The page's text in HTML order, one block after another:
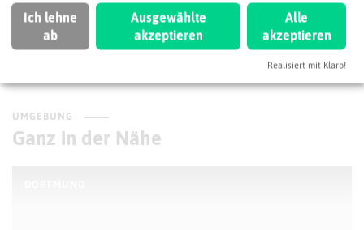
Bildungsprojekt Regiochemie
Dortmund
UMGEBUNG
Ganz in der Nähe
Ich lehne
ab
Ausgewählte
akzeptieren
Alle
akzeptieren
Realisiert mit Klaro!